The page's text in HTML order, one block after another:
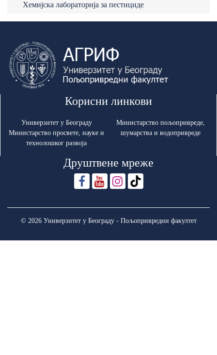
Хемијска лабораторија за пестициде
Корисни линкови
Универзитет у Београду
Министарство просвете, науке и
технолошког развоја
Министарство пољопривреде,
шумарства и водопривреде
Друштвене мреже
© 2026 Универзитет у Београду - Пољопривредни факултет